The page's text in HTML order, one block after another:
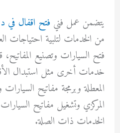
يتضمن عمل فني فتح اقفال في
من الخدمات لتلبية احتياجات
فتح السيارات وتصنيع
خدمات أخرى مثل استبدال
المعطلة وبرمجة مفاتيح
المركزي وتشغيل مفاتيح
الخدمات ذات الصلة.